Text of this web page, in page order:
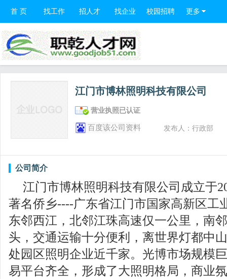
首 页 找工作 招人才 找企业 校园招聘 更多
江门市博林照明科技有限公司
营业执照已认证
百度该公司资料 发布人：行政部
公司简介
江门市博林照明科技有限公司成立于
著名侨乡----广东省江门市国家高新区工
东邻西江，北邻江珠高速仅一公里，南
头，交通运输十分便利，离世界灯都中
处园区照明企业近千家。光博市场规模
易平台齐全，形成了大照明格局，商业